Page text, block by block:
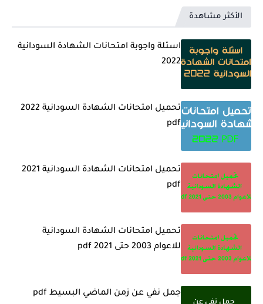
الأكثر مشاهدة
اسئلة واجوبة امتحانات الشهادة السودانية
2022
تحميل امتحانات الشهادة السودانية 2022
pdf
تحميل امتحانات الشهادة السودانية 2021
pdf
تحميل امتحانات الشهادة السودانية
للاعوام 2003 حتى 2021 pdf
جمل نفي عن زمن الماضي البسيط pdf